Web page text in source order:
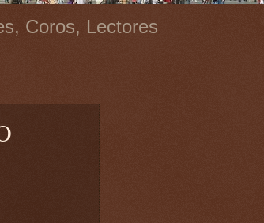
Coros, Lectores